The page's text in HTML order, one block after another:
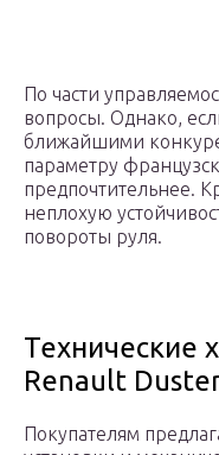
По части
вопросы. Однако,
ближайшими
параметру
предпочтительнее.
неплохую
повороты руля.
Технические
Renault
Покупателям